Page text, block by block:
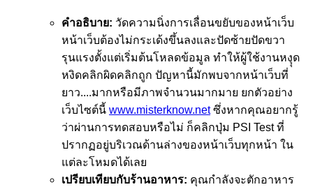
คำอธิบาย: วัดความนิ่งการเลื่อนขยับของหน้าเว็บ
หน้าเว็บต้องไม่กระเด้งขึ้นลงและปัดซ้ายปัดขวา
รุนแรงตั้งแต่เริ่มต้นโหลดข้อมูล ทำให้ผู้ใช้งานหงุุด
หงิดคลิกผิดคลิกถูก ปัญหานี้มักพบจากหน้าเว็บที่
ยาว....มากหรือมีภาพจำนวนมากมาย ยกตัวอย่าง
เว็บไซต์นี้ www.misterknow.netซึ่งหากคุณอยากรู้
ว่าผ่านการทดสอบหรือไม่ ก็คลิกปุ่ม PSI Test ที่
ปรากฏอยู่บริเวณด้านล่างของหน้าเว็บทุกหน้า ใน
แต่ละโหมดได้เลย
เปรียบเทียบกับร้านอาหาร: คุณกำลังจะตักอาหาร